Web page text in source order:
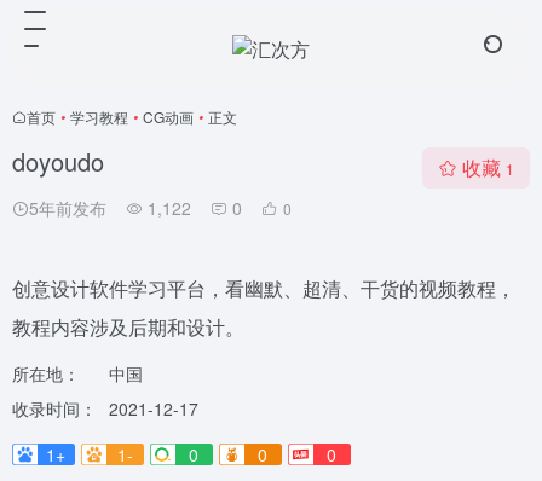
首页 • 学习教程 • CG动画 • 正文
doyoudo
5年前发布 1,122 0 0
收藏 1
创意设计软件学习平台，看幽默、超清、干货的视频教程，
教程内容涉及后期和设计。
所在地：
中国
收录时间：
2021-12-17
1+
1- 0 0 0